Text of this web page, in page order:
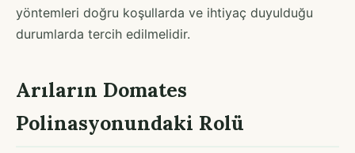
yöntemleri doğru koşullarda ve ihtiyaç duyulduğu
durumlarda tercih edilmelidir.
Arıların Domates
Polinasyonundaki Rolü